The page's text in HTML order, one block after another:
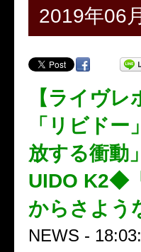
2019年06
【ライヴ
「リビド
放する衝動
UIDO K2◆
からさよう
NEWS -